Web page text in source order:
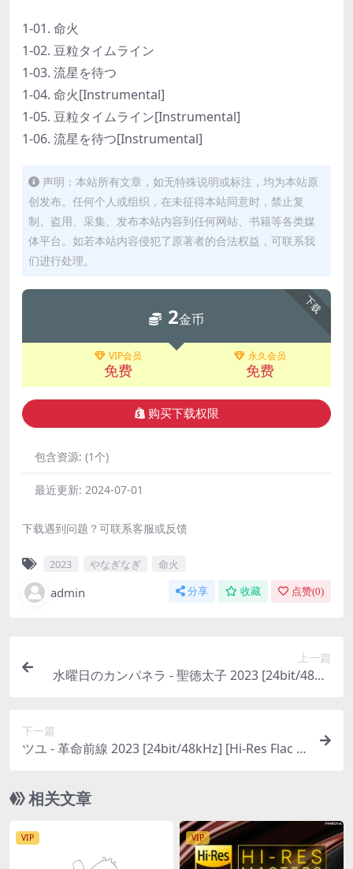
1-01. 命火
1-02. 豆粒タイムライン
1-03. 流星を待つ
1-04. 命火[Instrumental]
1-05. 豆粒タイムライン[Instrumental]
1-06. 流星を待つ[Instrumental]
声明：本站所有文章，如无特殊说明或标注，均为本站原
创发布。任何个人或组织，在未征得本站同意时，禁止复
制、盗用、采集、发布本站内容到任何网站、书籍等各类媒
体平台。如若本站内容侵犯了原著者的合法权益，可联系我
们进行处理。
下载
2金币
VIP会员
免费
永久会员
免费
购买下载权限
包含资源: (1个)
最近更新: 2024-07-01
下载遇到问题？可联系客服或反馈
2023 やなぎなぎ 命火
admin 分享 收藏 点赞(0)
上一篇
水曜日のカンパネラ - 聖徳太子 2023 [24bit/48kH
下一篇
ツユ - 革命前線 2023 [24bit/48kHz] [Hi-Res Flac 5
相关文章
VIP VIP